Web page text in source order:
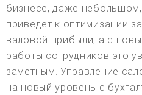
бизнесе, даже
приведет к оптимизации
валовой прибыли, а с
работы сотрудников это
заметным. Управление
на новый уровень с